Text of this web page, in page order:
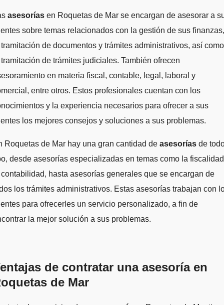
asesorías en Roquetas de Mar se encargan de asesorar a
sobre temas relacionados con la gestión de sus finanzas,
de documentos y trámites administrativos, así como
de trámites judiciales. También ofrecen
en materia fiscal, contable, legal, laboral y
entre otros. Estos profesionales cuentan con los
y la experiencia necesarios para ofrecer a sus
los mejores consejos y soluciones a sus problemas.
Roquetas de Mar hay una gran cantidad de asesorías de
desde asesorías especializadas en temas como la
hasta asesorías generales que se encargan de
los trámites administrativos. Estas asesorías trabajan con
para ofrecerles un servicio personalizado, a fin de
la mejor solución a sus problemas.
de contratar una asesoría en
de Mar